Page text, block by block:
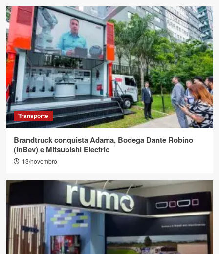
Transporte
Brandtruck conquista Adama, Bodega Dante Robino
(InBev) e Mitsubishi Electric
13/novembro